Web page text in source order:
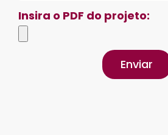
Insira o PDF do projeto:
Enviar